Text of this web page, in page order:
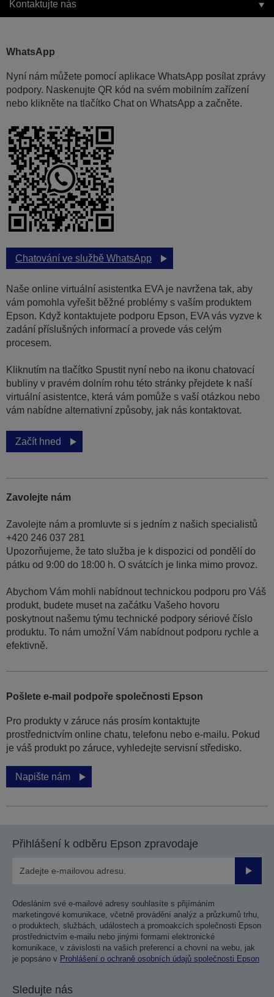
Kontaktujte nás
WhatsApp
Nyní nám můžete pomocí aplikace WhatsApp posílat zprávy
podpory. Naskenujte QR kód na svém mobilním zařízení
nebo klikněte na tlačítko Chat on WhatsApp a začněte.
Chatování ve službě WhatsApp
Naše online virtuální asistentka EVA je navržena tak, aby
vám pomohla vyřešit běžné problémy s vaším produktem
Epson. Když kontaktujete podporu Epson, EVA vás vyzve k
zadání příslušných informací a provede vás celým
procesem.
Kliknutím na tlačítko Spustit nyní nebo na ikonu chatovací
bubliny v pravém dolním rohu této stránky přejdete k naší
virtuální asistentce, která vám pomůže s vaší otázkou nebo
vám nabídne alternativní způsoby, jak nás kontaktovat.
Začít hned
Zavolejte nám
Zavolejte nám a promluvte si s jedním z našich specialistů
+420 246 037 281
Upozorňujeme, že tato služba je k dispozici od pondělí do
pátku od 9:00 do 18:00 h. O svátcích je linka mimo provoz.
Abychom Vám mohli nabídnout technickou podporu pro Váš
produkt, budete muset na začátku Vašeho hovoru
poskytnout našemu týmu technické podpory sériové číslo
produktu. To nám umožní Vám nabídnout podporu rychle a
efektivně.
Pošlete e-mail podpoře společnosti Epson
Pro produkty v záruce nás prosím kontaktujte
prostřednictvím online chatu, telefonu nebo e-mailu. Pokud
je váš produkt po záruce, vyhledejte servisní středisko.
Napište nám
Přihlášení k odběru Epson zpravodaje
Odesláním své e-mailové adresy souhlasíte s přijímáním
marketingové komunikace, včetně provádění analýz a průzkumů trhu,
o produktech, službách, událostech a promoakcích společnosti Epson
prostřednictvím e-mailu nebo jinými formami elektronické
komunikace, v závislosti na vašich preferencí a chovní na webu, jak
je popsáno v Prohlášení o ochraně osobních údajů společnosti Epson
Sledujte nás